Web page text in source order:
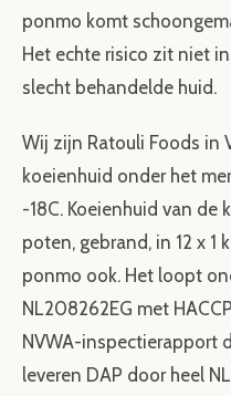
ponmo komt
Het echte risico zit niet
slecht behandelde huid.
Wij zijn Ratouli Foods in
koeienhuid onder het
-18C. Koeienhuid van de
poten, gebrand, in 12 x
ponmo ook. Het loopt
NL208262EG met
NVWA-inspectierapport
leveren DAP door heel